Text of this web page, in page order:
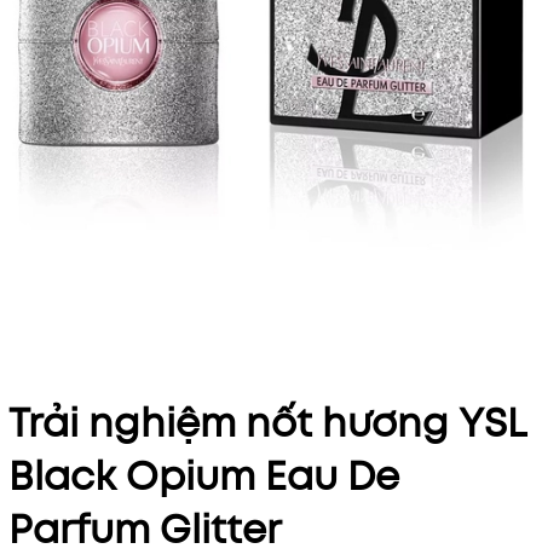
Trải nghiệm nốt hương YSL
Black Opium Eau De
Parfum Glitter